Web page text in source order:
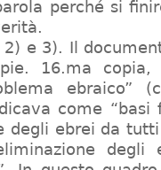
perché si
e 3). Il
16.ma copia,
ebraico”
come “basi
degli ebrei da
degli